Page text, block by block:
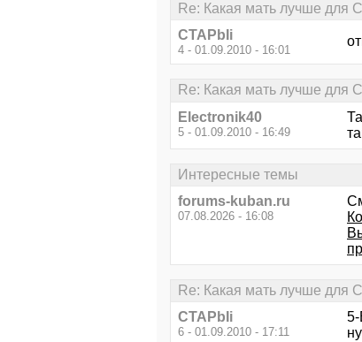
Re: Какая мать лучше для
CTAPbIi
4 - 01.09.2010 - 16:01
Re: Какая мать лучше для
Electronik40
5 - 01.09.2010 - 16:49
Интересные темы
forums-kuban.ru
07.08.2026 - 16:08
Re: Какая мать лучше для
CTAPbIi
6 - 01.09.2010 - 17:11
5-